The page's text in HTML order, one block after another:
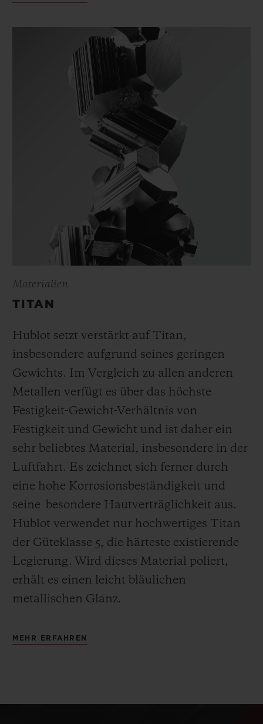
Materialien
TITAN
Hublot setzt verstärkt auf Titan,
insbesondere aufgrund seines geringen
Gewichts. Im Vergleich zu allen anderen
Metallen verfügt es über das höchste
Festigkeit-Gewicht-Verhältnis von
Festigkeit und Gewicht und ist daher ein
sehr beliebtes Material, insbesondere in der
Luftfahrt. Es zeichnet sich ferner durch
eine hohe Korrosionsbeständigkeit und
seine besondere Hautverträglichkeit aus.
Hublot verwendet nur hochwertiges Titan
der Güteklasse 5, die härteste existierende
Legierung. Wird dieses Material poliert,
erhält es einen leicht bläulichen
metallischen Glanz.
MEHR ERFAHREN